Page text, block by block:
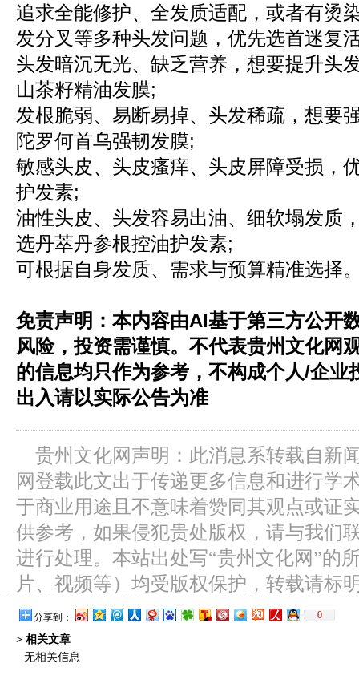
追求全能修护、全发质适配，或者有烫
发分叉等多种头发问题，优先选首迷复
头发暗沉无光、缺乏营养，想要提升头
山茶籽精油发膜;
发根脆弱、易断易掉、头发稀疏，想要
陀罗何首乌强韧发膜;
敏感头皮、头皮瘙痒、头皮屏障受损，
护发素;
油性头皮、头发容易出油、细软塌发质
选丹萃丹参根控油护发素;
可根据自身发质、需求与预算精准选择
免责声明：本内容由AI基于第三方公开
风险，投资需谨慎。不代表贵州文化网
的信息均只作为参考，不构成个人/企业
出入请以实际公告为准
贵州文化网声明：此消息系转载自新
网登载此文出于传递更多信息和进行学
于商业用途且不意味着赞同其观点或证
供参考，如果侵犯贵处版权，请与我们
进行处理。本站出处写“贵州文化网”的
片、视频等）均受版权保护，转载请标
分享到： 0
> 相关文章
无相关信息